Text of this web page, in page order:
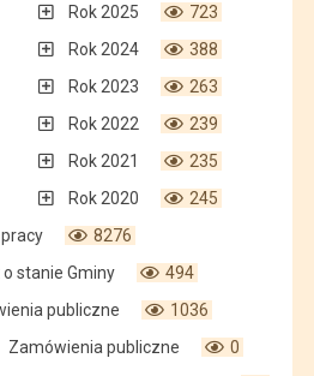
Rok 2025
723
Rok 2024
388
Rok 2023
263
Rok 2022
239
Rok 2021
235
Rok 2020
245
8276
o stanie Gminy
494
publiczne
1036
Zamówienia publiczne
0